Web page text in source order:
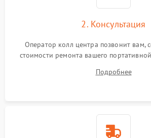
2. Консультация
Оператор колл центра позвонит вам,
стоимости ремонта вашего
Подробнее